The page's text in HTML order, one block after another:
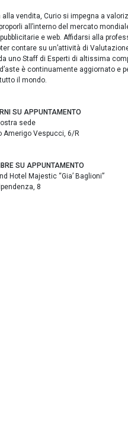
alla vendita, Curio si impegna a
all’interno del mercato
e web. Affidarsi alla
contare su un’attività di
uno Staff di Esperti di altissima
è continuamente aggiornato e
il mondo.
SU APPUNTAMENTO
sede
Amerigo Vespucci, 6/R
SU APPUNTAMENTO
Hotel Majestic “Gia’ Baglioni”
8